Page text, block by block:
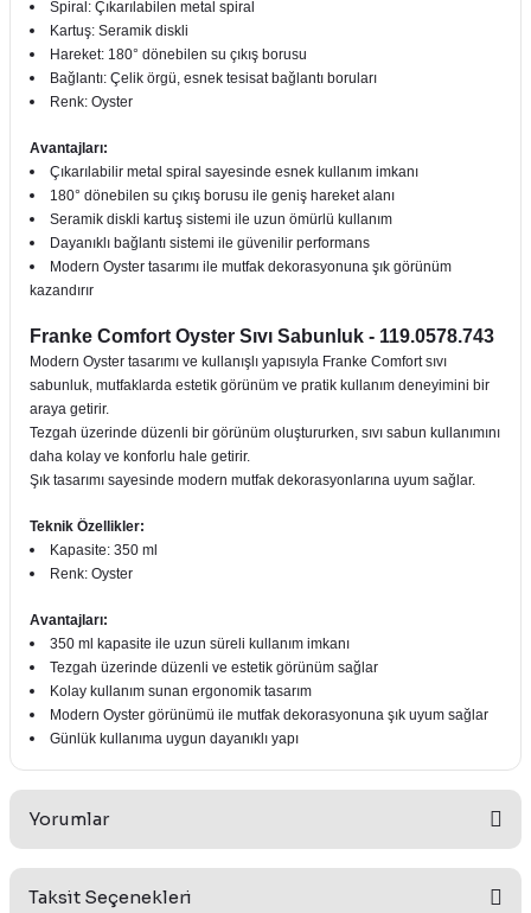
Spiral: Çıkarılabilen metal spiral
Kartuş: Seramik diskli
Hareket: 180° dönebilen su çıkış borusu
Bağlantı: Çelik örgü, esnek tesisat bağlantı boruları
Renk: Oyster
Avantajları:
Çıkarılabilir metal spiral sayesinde esnek kullanım imkanı
180° dönebilen su çıkış borusu ile geniş hareket alanı
Seramik diskli kartuş sistemi ile uzun ömürlü kullanım
Dayanıklı bağlantı sistemi ile güvenilir performans
Modern Oyster tasarımı ile mutfak dekorasyonuna şık görünüm
kazandırır
Franke Comfort Oyster Sıvı Sabunluk - 119.0578.743
Modern Oyster tasarımı ve kullanışlı yapısıyla Franke Comfort sıvı
sabunluk, mutfaklarda estetik görünüm ve pratik kullanım deneyimini bir
araya getirir.
Tezgah üzerinde düzenli bir görünüm oluştururken, sıvı sabun kullanımını
daha kolay ve konforlu hale getirir.
Şık tasarımı sayesinde modern mutfak dekorasyonlarına uyum sağlar.
Teknik Özellikler:
Kapasite: 350 ml
Renk: Oyster
Avantajları:
350 ml kapasite ile uzun süreli kullanım imkanı
Tezgah üzerinde düzenli ve estetik görünüm sağlar
Kolay kullanım sunan ergonomik tasarım
Modern Oyster görünümü ile mutfak dekorasyonuna şık uyum sağlar
Günlük kullanıma uygun dayanıklı yapı
Yorumlar
Taksit Seçenekleri